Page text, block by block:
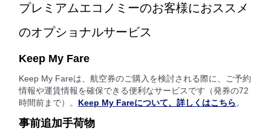
プレミアムエコノミーのお客様におススメ
のオプショナルサービス
Keep My Fare
Keep My Fareは、航空券のご購入を検討される際に、ご予約
情報や運賃情報を確保できる便利なサービスです（発券の72
時間前まで）。 Keep My Fareについて、詳しくはこちら。
事前追加手荷物